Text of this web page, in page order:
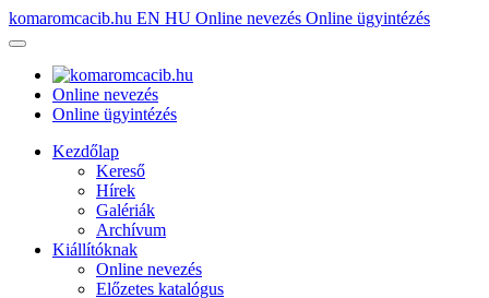
komaromcacib.hu EN HU Online nevezés Online ügyintézés
Online nevezés
Online ügyintézés
Kezdőlap
Kereső
Hírek
Galériák
Archívum
Kiállítóknak
Online nevezés
Előzetes katalógus